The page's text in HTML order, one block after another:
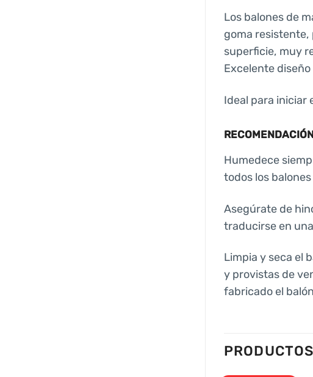
Los balones de
goma resistente,
superficie, muy
Excelente
Ideal para iniciar
Humedece
todos los
Asegúrate de
traducirse en
Limpia y seca el
y provistas de
fabricado el